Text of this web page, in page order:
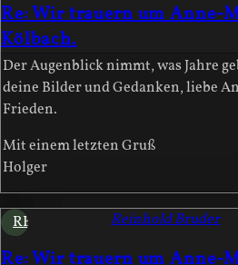
Re: Wir trauern um Anne-
Kölbach.
Der Augenblick nimmt, was Jahre
deine Bilder und Gedanken, liebe
Frieden.
Mit einem letzten Gruß
Holger
RB
Re: Wir trauern um Anne-
Reinhold Bruder